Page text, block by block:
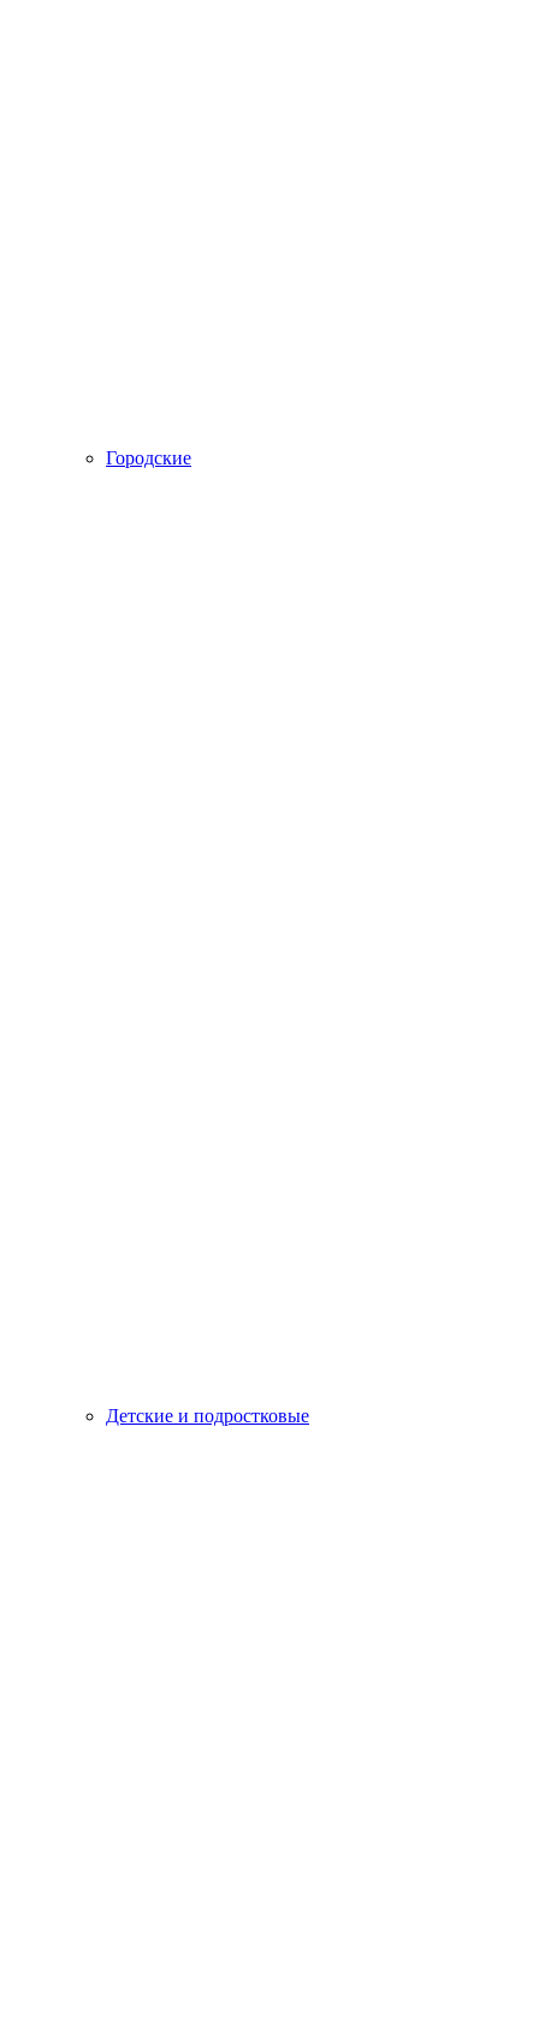
Городские
Детские и подростковые